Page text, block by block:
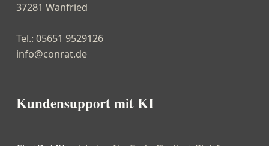
37281 Wanfried
Tel.: 05651 9529126
info@conrat.de
Kundensupport mit KI